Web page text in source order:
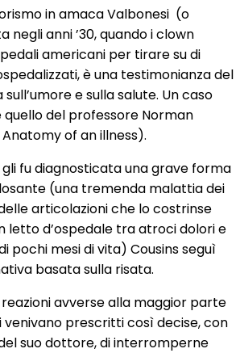
in amaca Valbonesi (o
anni ’30, quando i clown
americani per tirare su di
è una testimonianza del
e sulla salute. Un caso
del professore Norman
of an illness).
gli fu diagnosticata una grave forma
(una tremenda malattia dei
articolazioni che lo costrinse
letto d’ospedale tra atroci dolori e
pochi mesi di vita) Cousins seguì
basata sulla risata.
avverse alla maggior parte
prescritti così decise, con
suo dottore, di interromperne